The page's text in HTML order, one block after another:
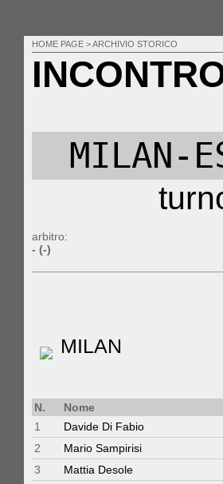
HOME PAGE >ARCHIVIO STORICO
MILAN-
arbitro:
- (-)
MILAN
N.
Nome
1
Davide Di Fabio
2
Mario Sampirisi
3
Mattia Desole